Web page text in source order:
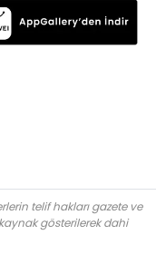
telif hakları gazete ve
gösterilerek dahi